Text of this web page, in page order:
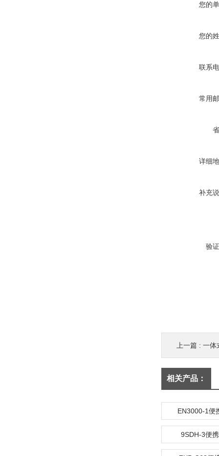
您的
您的
联系
常用
详细
补充
验
上一篇 : 一体
相关产品：
EN3000-1便
9SDH-3便